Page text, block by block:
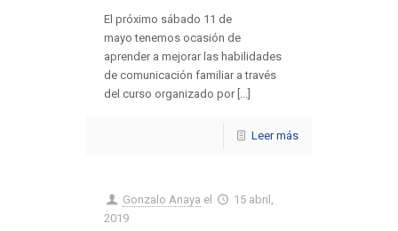
El próximo sábado 11 de
mayo tenemos ocasión de
aprender a mejorar las habilidades
de comunicación familiar a través
del curso organizado por [...]
Leer más
Gonzalo Anaya el
15 abril,
2019